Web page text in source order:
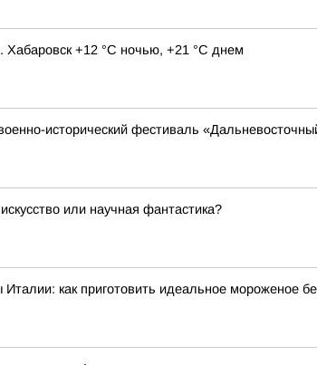
+12 °C ночью, +21 °C днем
исторический фестиваль
или научная фантастика?
как приготовить идеальное мороженое